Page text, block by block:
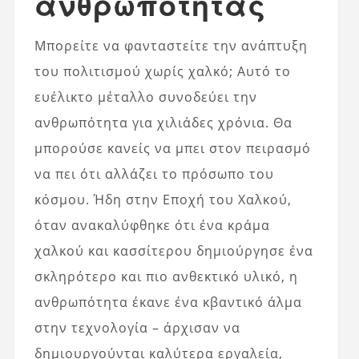
Μπορείτε να φανταστείτε την ανάπτυξη
του πολιτισμού χωρίς χαλκό; Αυτό το
ευέλικτο μέταλλο συνοδεύει την
ανθρωπότητα για χιλιάδες χρόνια. Θα
μπορούσε κανείς να μπει στον πειρασμό
να πει ότι αλλάζει το πρόσωπο του
κόσμου. Ήδη στην Εποχή του Χαλκού,
όταν ανακαλύφθηκε ότι ένα κράμα
χαλκού και κασσίτερου δημιούργησε ένα
σκληρότερο και πιο ανθεκτικό υλικό, η
ανθρωπότητα έκανε ένα κβαντικό άλμα
στην τεχνολογία – άρχισαν να
δημιουργούνται καλύτερα εργαλεία,